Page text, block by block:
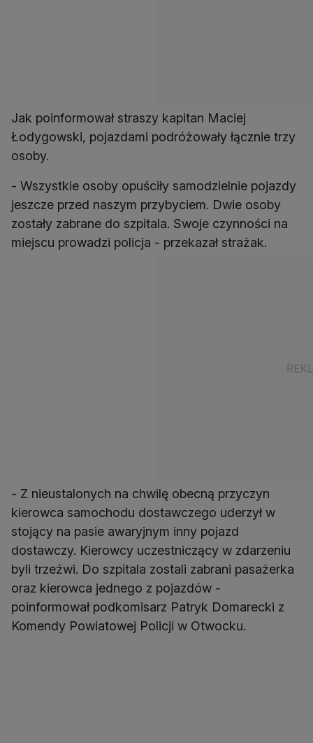
Jak poinformował straszy kapitan Maciej
Łodygowski, pojazdami podróżowały łącznie trzy
osoby.
- Wszystkie osoby opuściły samodzielnie pojazdy
jeszcze przed naszym przybyciem. Dwie osoby
zostały zabrane do szpitala. Swoje czynności na
miejscu prowadzi policja - przekazał strażak.
- Z nieustalonych na chwilę obecną przyczyn
kierowca samochodu dostawczego uderzył w
stojący na pasie awaryjnym inny pojazd
dostawczy. Kierowcy uczestniczący w zdarzeniu
byli trzeźwi. Do szpitala zostali zabrani pasażerka
oraz kierowca jednego z pojazdów -
poinformował podkomisarz Patryk Domarecki z
Komendy Powiatowej Policji w Otwocku.